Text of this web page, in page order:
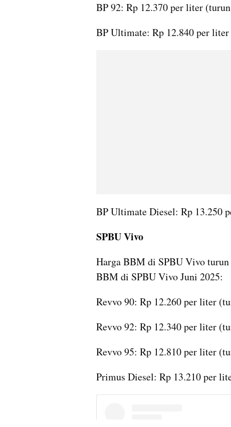
BP 92: Rp 12.370 per liter
BP Ultimate: Rp 12.840 per
BP Ultimate Diesel: Rp 13.250
SPBU Vivo
Harga BBM di SPBU Vivo
BBM di SPBU Vivo Juni 2025:
Revvo 90: Rp 12.260 per liter
Revvo 92: Rp 12.340 per liter
Revvo 95: Rp 12.810 per liter
Primus Diesel: Rp 13.210 per